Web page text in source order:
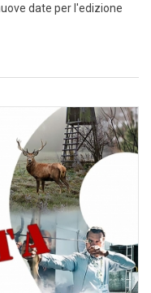
date per l'edizione